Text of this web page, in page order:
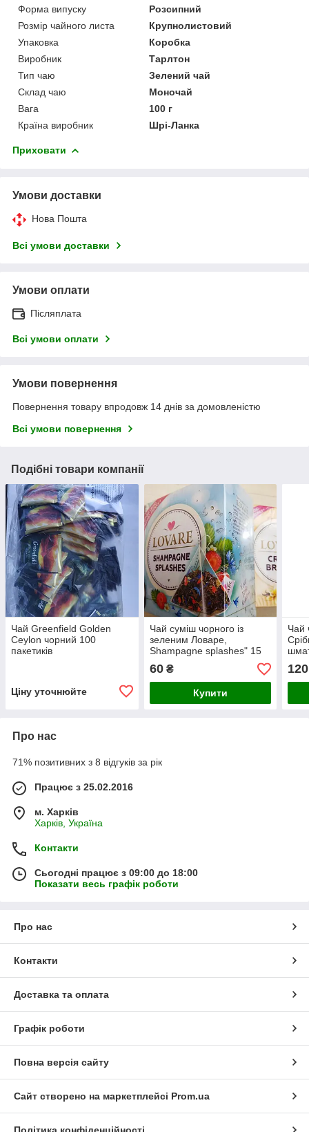
Форма випуску
Розсипний
Розмір чайного листа
Крупнолистовий
Упаковка
Коробка
Виробник
Тарлтон
Тип чаю
Зелений чай
Склад чаю
Моночай
Вага
100 г
Країна виробник
Шрі-Ланка
Приховати
Умови доставки
Нова Пошта
Всі умови доставки
Умови оплати
Післяплата
Всі умови оплати
Умови повернення
Повернення товару впродовж 14 днів за домовленістю
Всі умови повернення
Подібні товари компанії
Чай Greenfield Golden
Ceylon чорний 100
пакетиків
Ціну уточнюйте
Чай суміш чорного із
зеленим Ловаре,
Shampagne splashes" 15
пірамід
60₴
Купити
Чай
120
Про нас
71% позитивних з 8 відгуків за рік
Працює з 25.02.2016
м. Харків
Харків, Україна
Контакти
Сьогодні працює з 09:00 до 18:00
Показати весь графік роботи
Про нас
Контакти
Доставка та оплата
Графік роботи
Повна версія сайту
Сайт створено на маркетплейсі Prom.ua